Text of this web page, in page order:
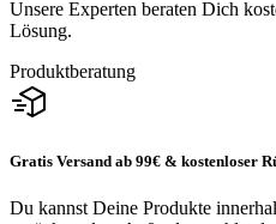
Unsere Experten beraten Dich
Lösung.
Produktberatung
Gratis Versand ab 99€ & kostenloser
Du kannst Deine Produkte